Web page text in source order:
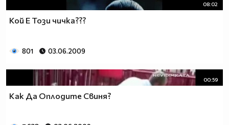
08:02
Кой Е Този чичка???
801 03.06.2009
00:59
Как Да Оплодите Свиня?